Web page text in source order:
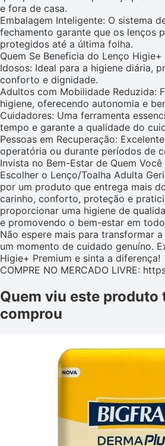
e fora de casa.
Embalagem Inteligente: O sistema
fechamento garante que os lenços
protegidos até a última folha.
Quem Se Beneficia do Lenço Higie+
Idosos: Ideal para a higiene diária,
conforto e dignidade.
Adultos com Mobilidade Reduzida:
higiene, oferecendo autonomia e
Cuidadores: Uma ferramenta
tempo e garante a qualidade do
Pessoas em Recuperação:
operatória ou durante períodos de
Invista no Bem-Estar de Quem Você
Escolher o Lenço/Toalha Adulta
por um produto que entrega mais
carinho, conforto, proteção e
proporcionar uma higiene de
e promovendo o bem-estar em
Não espere mais para transformar
um momento de cuidado genuíno.
Higie+ Premium e sinta a diferença!
COMPRE NO MERCADO LIVRE:
Quem viu este produto
comprou